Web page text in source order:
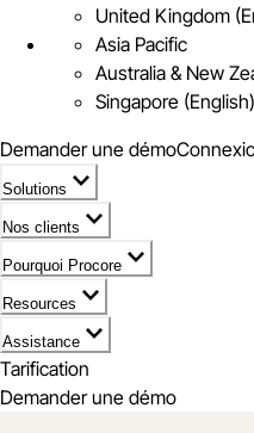
United Kingdom
Asia Pacific
Australia & New
Singapore (English)
Demander une démo
Solutions
Nos clients
Pourquoi Procore
Resources
Assistance
Tarification
Demander une démo